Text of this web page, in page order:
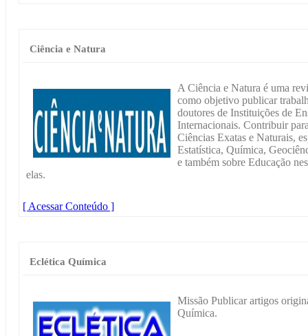
Ciência e Natura
A Ciência e Natura é uma
como objetivo publicar
doutores de Instituições de
Internacionais. Contribuir
Ciências Exatas e Naturais,
Estatística, Química,
e também sobre Educação
elas.
[ Acessar Conteúdo ]
Eclética Química
Missão Publicar artigos
Química.